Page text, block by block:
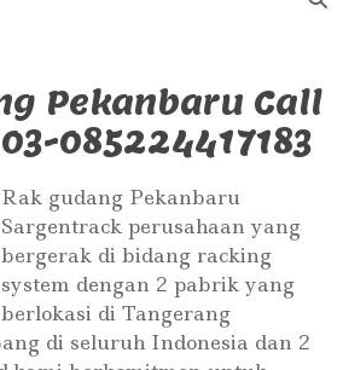
Pekanbaru Call
085224417183
Rak gudang Pekanbaru
Sargentrack perusahaan yang
bergerak di bidang racking
system dengan 2 pabrik yang
berlokasi di Tangerang
di seluruh Indonesia dan 2